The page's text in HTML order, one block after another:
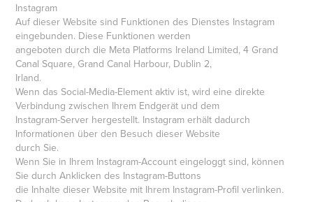
Instagram
Auf dieser Website sind Funktionen des Dienstes Instagram
eingebunden. Diese Funktionen werden
angeboten durch die Meta Platforms Ireland Limited, 4 Grand
Canal Square, Grand Canal Harbour, Dublin 2,
Irland.
Wenn das Social-Media-Element aktiv ist, wird eine direkte
Verbindung zwischen Ihrem Endgerät und dem
Instagram-Server hergestellt. Instagram erhält dadurch
Informationen über den Besuch dieser Website
durch Sie.
Wenn Sie in Ihrem Instagram-Account eingeloggt sind, können
Sie durch Anklicken des Instagram-Buttons
die Inhalte dieser Website mit Ihrem Instagram-Profil verlinken.